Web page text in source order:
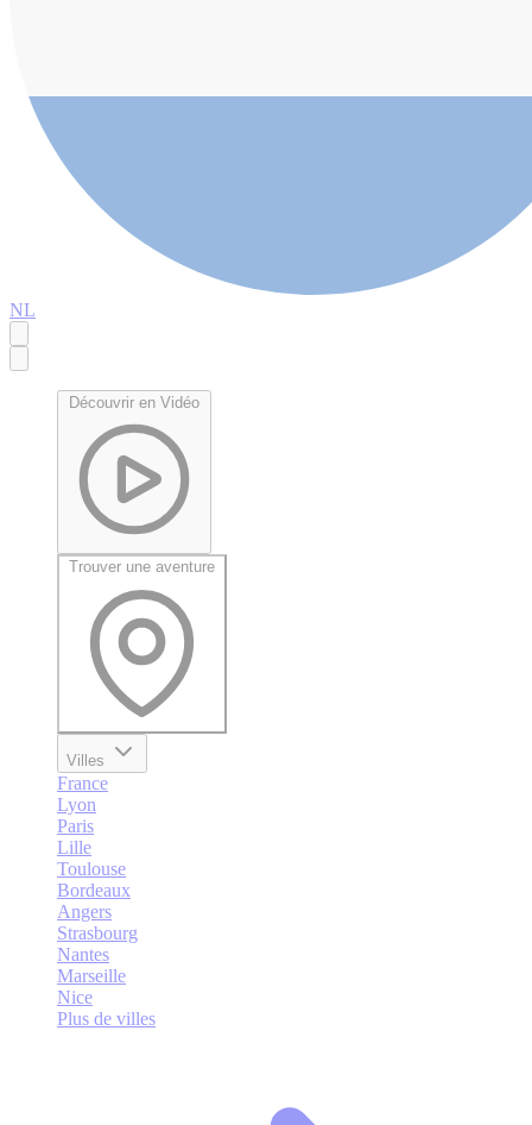
NL
Découvrir en Vidéo
Trouver une aventure
Villes
France
Lyon
Paris
Lille
Toulouse
Bordeaux
Angers
Strasbourg
Nantes
Marseille
Nice
Plus de villes